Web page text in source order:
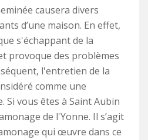
causera divers
d’une maison. En effet,
s'échappant de la
provoque des problèmes
l'entretien de la
comme une
vous êtes à Saint Aubin
de l'Yonne. Il s’agit
qui œuvre dans ce